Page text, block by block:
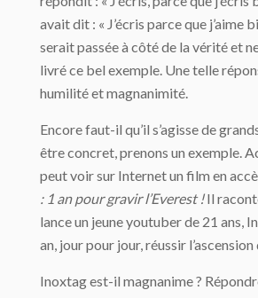
avait dit : « J’écris parce que j’aime
serait passée à côté de la vérité et
livré ce bel exemple. Une telle
humilité et magnanimité.
Encore faut-il qu’il s’agisse de
être concret, prenons un exemple.
peut voir sur Internet un film en
: 1 an pour gravir l’Everest !Il
lance un jeune youtuber de 21 ans,
an, jour pour jour, réussir l’ascension
Inoxtag est-il magnanime ?